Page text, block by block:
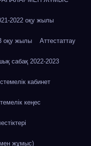
2022 оқу жылы
жылы Аттестаттау
сабақ 2022-2023
кабинет
кеңес
жұмыс)